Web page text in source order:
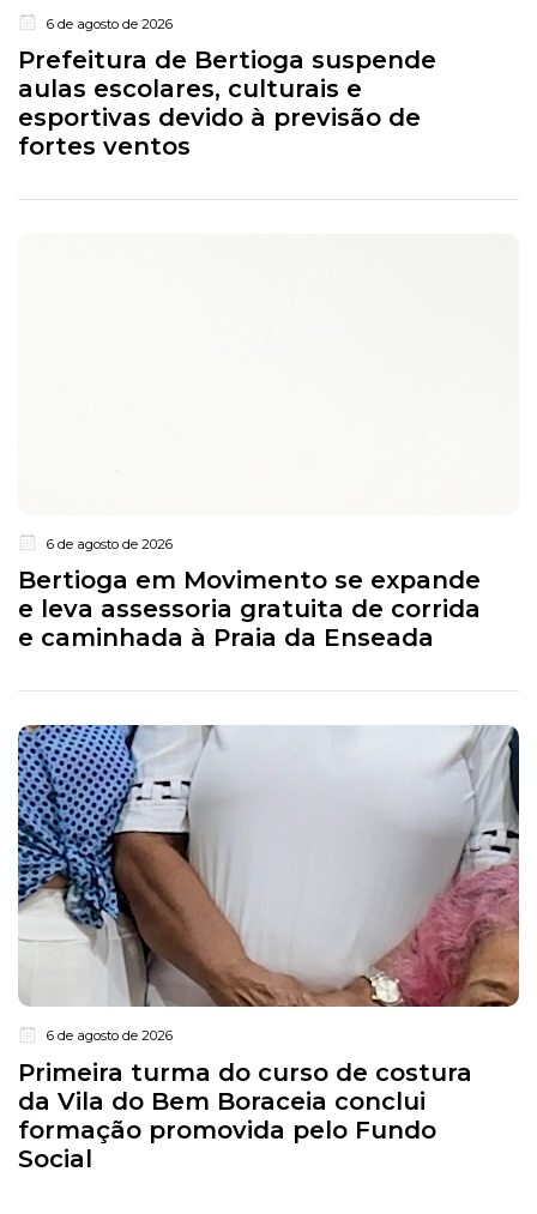
6 de agosto de 2026
Prefeitura de Bertioga suspende
aulas escolares, culturais e
esportivas devido à previsão de
fortes ventos
6 de agosto de 2026
Bertioga em Movimento se expande
e leva assessoria gratuita de corrida
e caminhada à Praia da Enseada
6 de agosto de 2026
Primeira turma do curso de costura
da Vila do Bem Boraceia conclui
formação promovida pelo Fundo
Social